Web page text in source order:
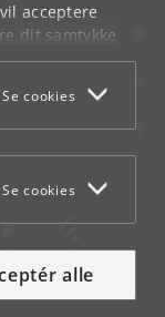
acceptere
dit samtykke
finder i
Se cookies
Se cookies
alle